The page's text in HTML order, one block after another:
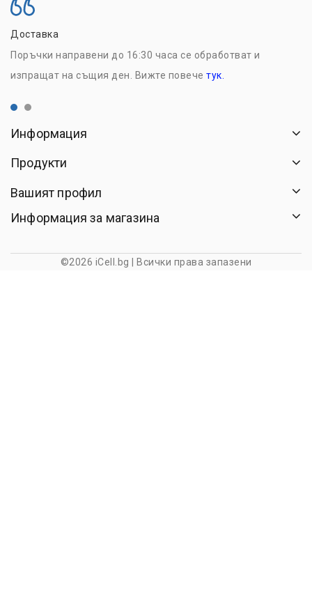
Доставка
Поръчки направени до 16:30 часа се обработват и
изпращат на същия ден. Вижте повече тук.
Информация
Продукти
Вашият профил
Информация за магазина
©2026 iCell.bg | Всички права запазени